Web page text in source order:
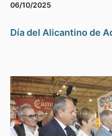
06/10/2025
Día del Alicantino de